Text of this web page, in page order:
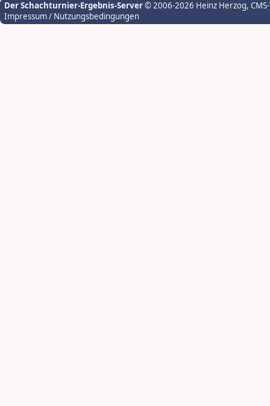
Der Schachturnier-Ergebnis-Server© 2006-2026 Heinz Herzog,
Impressum / Nutzungsbedingungen